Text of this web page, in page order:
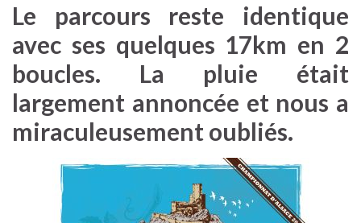
Le parcours reste identique
avec ses quelques 17km en 2
boucles. La pluie était
largement annoncée et nous a
miraculeusement oubliés.